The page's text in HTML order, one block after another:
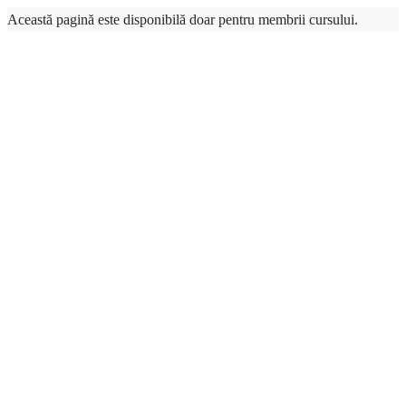
Această pagină este disponibilă doar pentru membrii cursului.